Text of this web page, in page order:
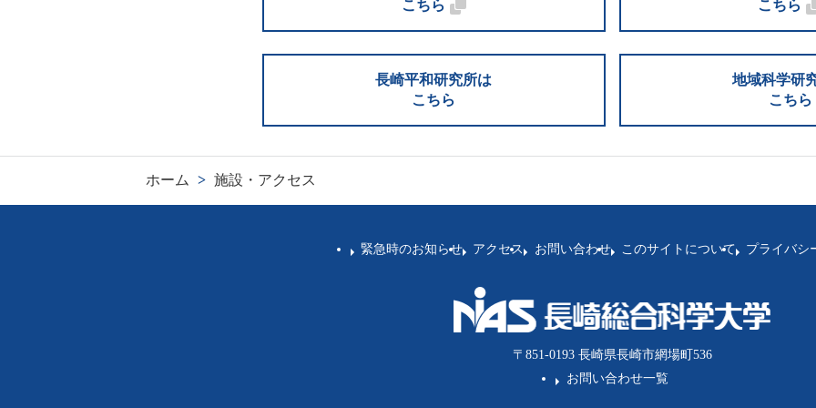
こちら
こちら
長崎平和研究所は
こちら
地域科学研
こちら
ホーム > 施設・アクセス
緊急時のお知らせ アクセス お問い合わせ このサイトについて プライバシ
〒851-0193 長崎県長崎市網場町536
お問い合わせ一覧